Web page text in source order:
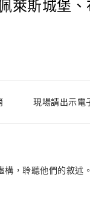
萊斯城堡
現場請出示電
構，聆聽他們的敘述。